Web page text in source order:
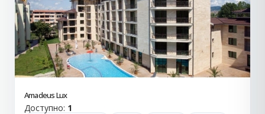
Amadeus Lux
Доступно: 1